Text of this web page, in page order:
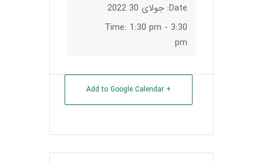
Date: جولای 30 2022
Time: 1:30 pm - 3:30
pm
+ Add to Google Calendar